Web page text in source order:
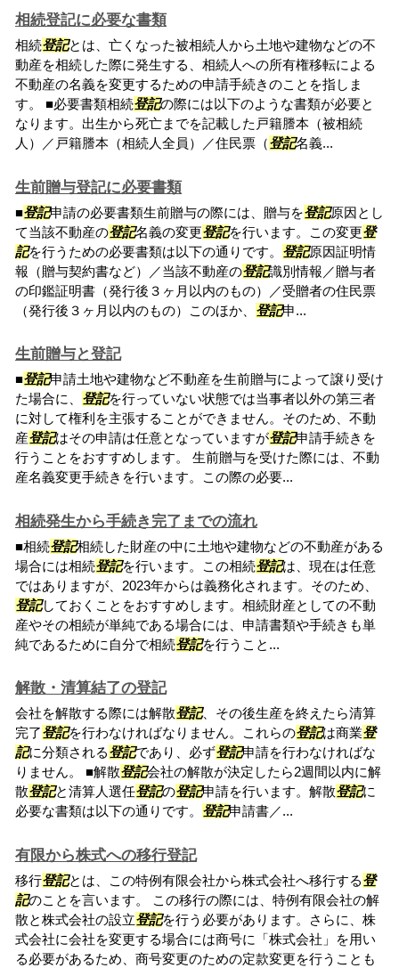
相続登記に必要な書類
相続登記とは、亡くなった被相続人から土地や建物などの不
動産を相続した際に発生する、相続人への所有権移転による
不動産の名義を変更するための申請手続きのことを指しま
す。 ■必要書類相続登記の際には以下のような書類が必要と
なります。出生から死亡までを記載した戸籍謄本（被相続
人）／戸籍謄本（相続人全員）／住民票（登記名義...
生前贈与登記に必要書類
■登記申請の必要書類生前贈与の際には、贈与を登記原因とし
て当該不動産の登記名義の変更登記を行います。この変更登
記を行うための必要書類は以下の通りです。 登記原因証明情
報（贈与契約書など）／当該不動産の登記識別情報／贈与者
の印鑑証明書（発行後３ヶ月以内のもの）／受贈者の住民票
（発行後３ヶ月以内のもの）このほか、 登記申...
生前贈与と登記
■登記申請土地や建物など不動産を生前贈与によって譲り受け
た場合に、 登記を行っていない状態では当事者以外の第三者
に対して権利を主張することができません。そのため、不動
産登記はその申請は任意となっていますが登記申請手続きを
行うことをおすすめします。 生前贈与を受けた際には、不動
産名義変更手続きを行います。この際の必要...
相続発生から手続き完了までの流れ
■相続登記相続した財産の中に土地や建物などの不動産がある
場合には相続登記を行います。この相続登記は、現在は任意
ではありますが、2023年からは義務化されます。そのため、
登記しておくことをおすすめします。相続財産としての不動
産やその相続が単純である場合には、申請書類や手続きも単
純であるために自分で相続登記を行うこと...
解散・清算結了の登記
会社を解散する際には解散登記、その後生産を終えたら清算
完了登記を行わなければなりません。これらの登記は商業登
記に分類される登記であり、必ず登記申請を行わなければな
りません。 ■解散登記会社の解散が決定したら2週間以内に解
散登記と清算人選任登記の登記申請を行います。解散登記に
必要な書類は以下の通りです。 登記申請書／...
有限から株式への移行登記
移行登記とは、この特例有限会社から株式会社へ移行する登
記のことを言います。 この移行の際には、特例有限会社の解
散と株式会社の設立登記を行う必要があります。さらに、株
式会社に会社を変更する場合には商号に「株式会社」を用い
る必要があるため、商号変更のための定款変更を行うことも